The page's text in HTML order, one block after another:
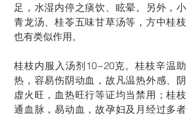
足，水湿内停之痰饮、眩晕。另外，小
青龙汤、桂苓五味甘草汤等，方中桂枝
也有类似作用。
桂枝内服入汤剂10~20克。桂枝辛温助
热，容易伤阴动血，故凡温热外感、阴
虚火旺，血热旺行等证均当禁用；桂枝
通血脉，易动血，故孕妇及月经过多者